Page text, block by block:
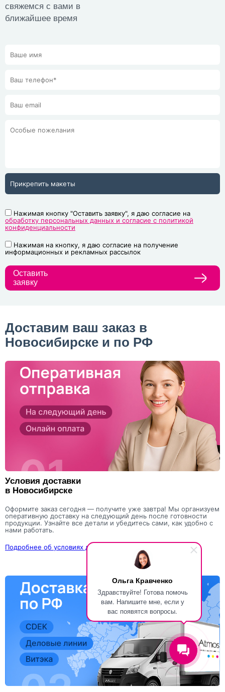
Ольга Кравченко
Здравствуйте! Готова помочь
вам. Напишите мне, если у
вас появятся вопросы.
свяжемся с вами в
ближайшее время
Прикрепить макеты
Нажимая кнопку "Оставить заявку", я даю согласие на
обработку персональных данных и согласие с политикой
конфиденциальности
Нажимая на кнопку, я даю согласие на получение
информационных и рекламных рассылок
Оставить
заявку
Доставим ваш заказ в
Новосибирске и по РФ
Условия доставки
в Новосибирске
Оформите заказ сегодня — получите уже завтра! Мы организуем
оперативную доставку на следующий день после готовности
продукции. Узнайте все детали и убедитесь сами, как удобно с
нами работать.
Подробнее об условиях доставки